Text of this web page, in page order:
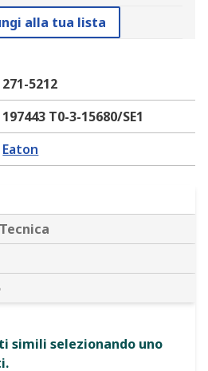
alla tua lista
271-5212
197443 T0-3-15680/SE1
Eaton
simili selezionando uno